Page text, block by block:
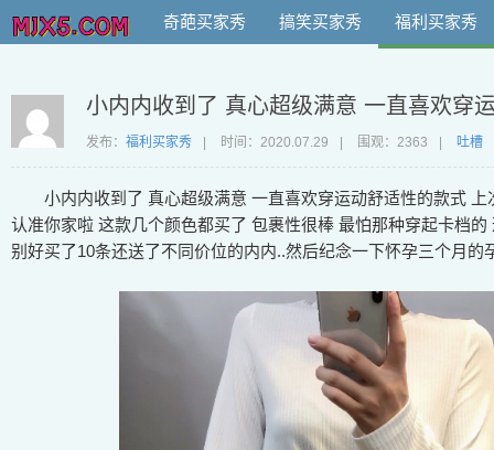
奇葩买家秀 搞笑买家秀 福利买家秀
小内内收到了 真心超级满意 一直喜欢穿
发布： 福利买家秀 时间： 2020.07.29 围观：2363 吐槽
小内内收到了 真心超级满意 一直喜欢穿运动舒适性的款式
认准你家啦 这款几个颜色都买了 包裹性很棒 最怕那种穿起卡档
别好买了10条还送了不同价位的内内..然后纪念一下怀孕三个月的